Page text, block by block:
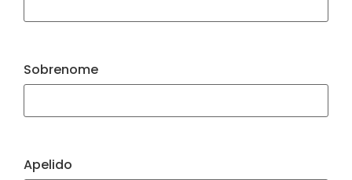
Sobrenome
Apelido